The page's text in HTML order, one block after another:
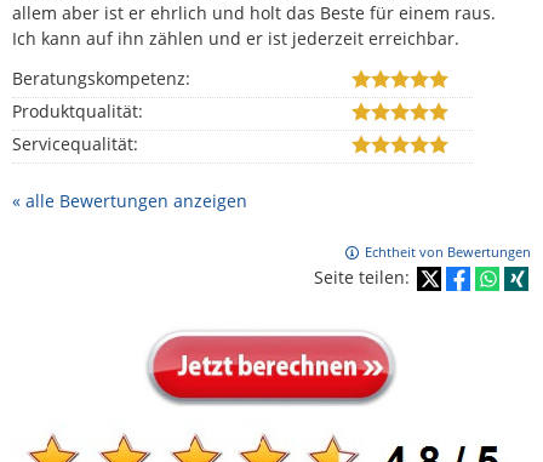
allem aber ist er ehrlich und holt das Beste für einem raus.
Ich kann auf ihn zählen und er ist jederzeit erreichbar.
Beratungskompetenz:
Produktqualität:
Servicequalität:
« alle Bewertungen anzeigen
Echtheit von Bewertungen
Seite teilen: